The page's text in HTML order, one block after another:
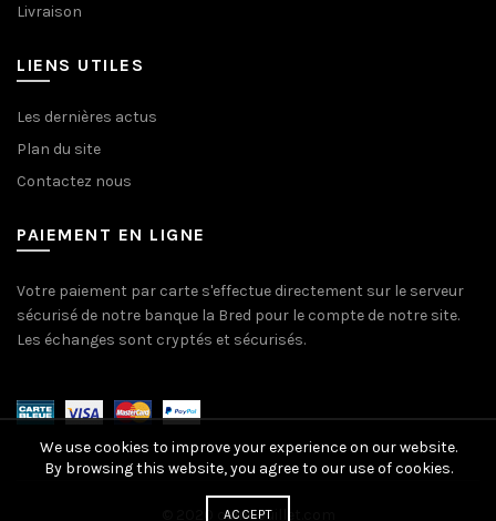
Livraison
LIENS UTILES
Les dernières actus
Plan du site
Contactez nous
PAIEMENT EN LIGNE
Votre paiement par carte s'effectue directement sur le serveur
sécurisé de notre banque la Bred pour le compte de notre site.
Les échanges sont cryptés et sécurisés.
© 2020 coindouillet.com
We use cookies to improve your experience on our website.
By browsing this website, you agree to our use of cookies.
ACCEPT